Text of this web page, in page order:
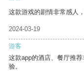
这款游戏的剧情非常感人
2024-03-19
游客
这款app的酒店、餐厅推
验。